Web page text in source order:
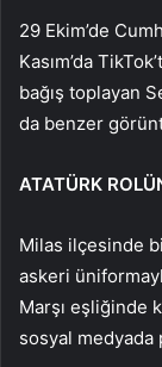
29 Ekim’de
Kasım’da
bağış toplayan
da benzer
ATATÜRK
Milas ilçesinde
askeri
Marşı eşliğinde
sosyal medyada